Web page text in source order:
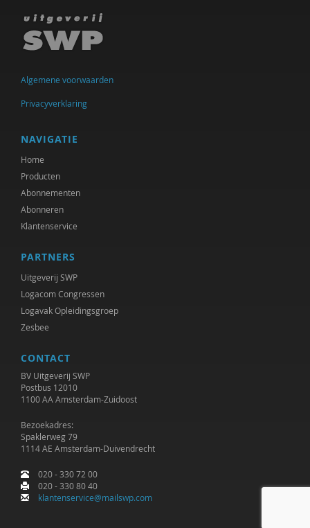
Wouter Kusters
Ellen Meijer
Frits Milders
Brecht Molenaar
Bert Molewijk
drs. Norbert D. de Kooter
Eite P. Veening
Roel Pieters
Kevin Pijpers
Jan Pols
Lydia Pomp
Algemene voorwaarden
Privacyverklaring
NAVIGATIE
Home
Producten
Abonnementen
Abonneren
Klantenservice
PARTNERS
Uitgeverij SWP
Logacom Congressen
Logavak Opleidingsgroep
Zesbee
CONTACT
BV Uitgeverij SWP
Postbus 12010
1100 AA Amsterdam-Zuidoost
Bezoekadres:
Spaklerweg 79
1114 AE Amsterdam-Duivendrecht
020 - 330 72 00
020 - 330 80 40
klantenservice@mailswp.com